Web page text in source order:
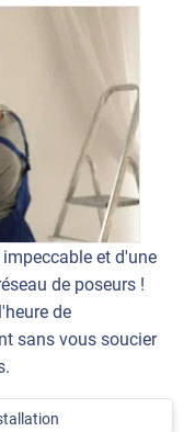
et d'une
de poseurs !
de
sans vous soucier